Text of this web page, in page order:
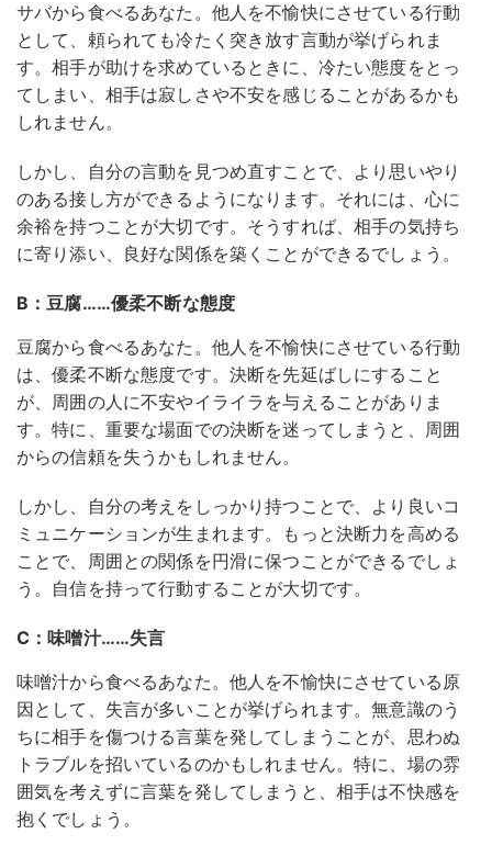
サバから食べるあなた。他人を不愉快にさせている行動
として、頼られても冷たく突き放す言動が挙げられま
す。相手が助けを求めているときに、冷たい態度をとっ
てしまい、相手は寂しさや不安を感じることがあるかも
しれません。
しかし、自分の言動を見つめ直すことで、より思いやり
のある接し方ができるようになります。それには、心に
余裕を持つことが大切です。そうすれば、相手の気持ち
に寄り添い、良好な関係を築くことができるでしょう。
B：豆腐……優柔不断な態度
豆腐から食べるあなた。他人を不愉快にさせている行動
は、優柔不断な態度です。決断を先延ばしにすること
が、周囲の人に不安やイライラを与えることがありま
す。特に、重要な場面での決断を迷ってしまうと、周囲
からの信頼を失うかもしれません。
しかし、自分の考えをしっかり持つことで、より良いコ
ミュニケーションが生まれます。もっと決断力を高める
ことで、周囲との関係を円滑に保つことができるでしょ
う。自信を持って行動することが大切です。
C：味噌汁……失言
味噌汁から食べるあなた。他人を不愉快にさせている原
因として、失言が多いことが挙げられます。無意識のう
ちに相手を傷つける言葉を発してしまうことが、思わぬ
トラブルを招いているのかもしれません。特に、場の雰
囲気を考えずに言葉を発してしまうと、相手は不快感を
抱くでしょう。